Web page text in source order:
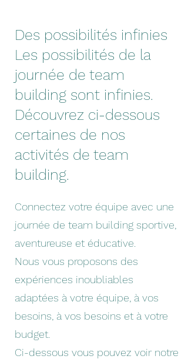
Des possibilités infinies
Les possibilités de la
journée de team
building sont infinies.
Découvrez ci-dessous
certaines de nos
activités de team
building.
Connectez votre équipe avec une
journée de team building sportive,
aventureuse et éducative.
Nous vous proposons des
expériences inoubliables
adaptées à votre équipe, à vos
besoins, à vos besoins et à votre
budget.
Ci-dessous vous pouvez voir notre